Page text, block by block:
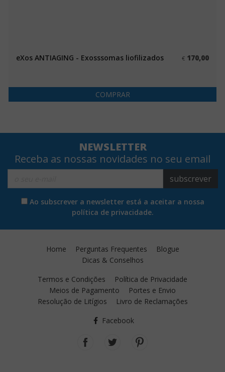
eXos ANTIAGING - Exosssomas liofilizados € 170,00
COMPRAR
NEWSLETTER
Receba as nossas novidades no seu email
subscrever
Ao subscrever a newsletter está a aceitar a nossa
política de privacidade.
Home Perguntas Frequentes
Blogue
Dicas & Conselhos
Termos e Condições
Política de Privacidade
Meios de Pagamento
Portes e Envio
Resolução de Litígios
Livro de Reclamações
Facebook